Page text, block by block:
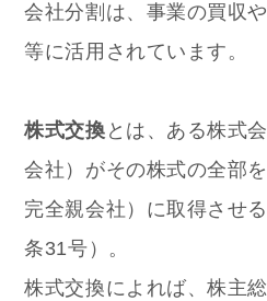
会社分割は、事業の買収
等に活用されています。
株式交換 とは、ある株式
会社）がその株式の全部
完全親会社）に取得させ
条31号）。
株式交換によれば、株主